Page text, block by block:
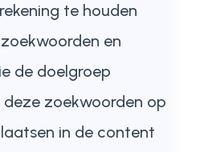
te houden
en
de doelgroep
zoekwoorden op
in de content